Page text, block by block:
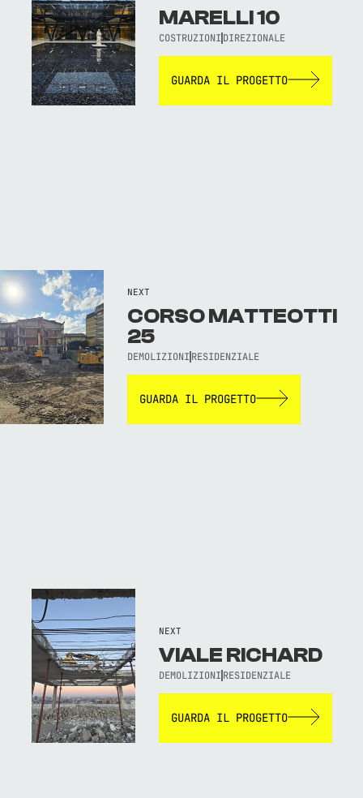
MARELLI 10
COSTRUZIONI DIREZIONALE
GUARDA IL PROGETTO
NEXT
CORSO MATTEOTTI
25
DEMOLIZIONI RESIDENZIALE
GUARDA IL PROGETTO
NEXT
VIALE RICHARD
DEMOLIZIONI RESIDENZIALE
GUARDA IL PROGETTO